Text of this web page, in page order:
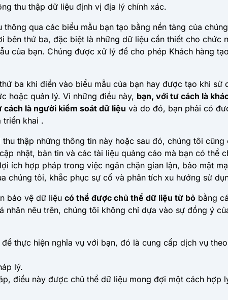
thu thập dữ liệu định vị địa lý chính xác.
thông qua các biểu mẫu bạn tạo bằng nền tảng của
thứ ba, đặc biệt là những dữ liệu cần thiết cho chức
của bạn. Chúng được xử lý để cho phép Khách hàng
ba khi điền vào biểu mẫu của bạn hay được tạo khi sử
hoặc quản lý. Vì những điều này, bạn, với tư cách là
là người kiểm soát dữ liệu và do đó, bạn phải có
triển khai .
thu thập những thông tin này hoặc sau đó, chúng tôi
nhật, bản tin và các tài liệu quảng cáo mà bạn có thể
ích hợp pháp trong việc ngăn chặn gian lận, bảo mật
chúng tôi, khắc phục sự cố và phân tích xu hướng sử
bảo vệ dữ liệu có thể được chủ thể dữ liệu từ bỏ bằng
nêu trên, chúng tôi không chỉ dựa vào sự đồng ý
thực hiện nghĩa vụ với bạn, đó là cung cấp dịch vụ
lý.
điều này được chủ thể dữ liệu mong đợi một cách hợp